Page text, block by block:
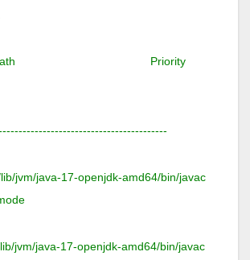
Path Priority
java-17-openjdk-amd64/bin/javac
java-17-openjdk-amd64/bin/javac